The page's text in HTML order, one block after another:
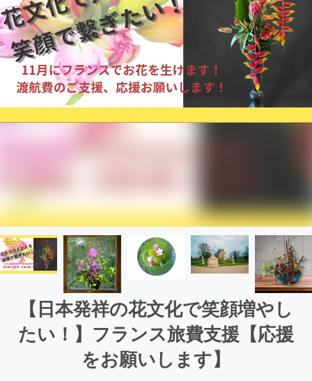
【日本発祥の花文化で笑顔増やし
たい！】フランス旅費支援【応援
をお願いします】